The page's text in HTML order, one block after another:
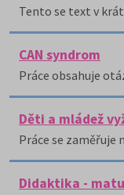
Tento se text v
CAN syndrom
Práce obsahuje
Děti a mládež
Práce se zaměřuje
Didaktika -